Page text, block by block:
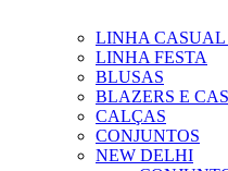
LINHA CASUAL
LINHA FESTA
BLUSAS
BLAZERS E
CALÇAS
CONJUNTOS
NEW DELHI